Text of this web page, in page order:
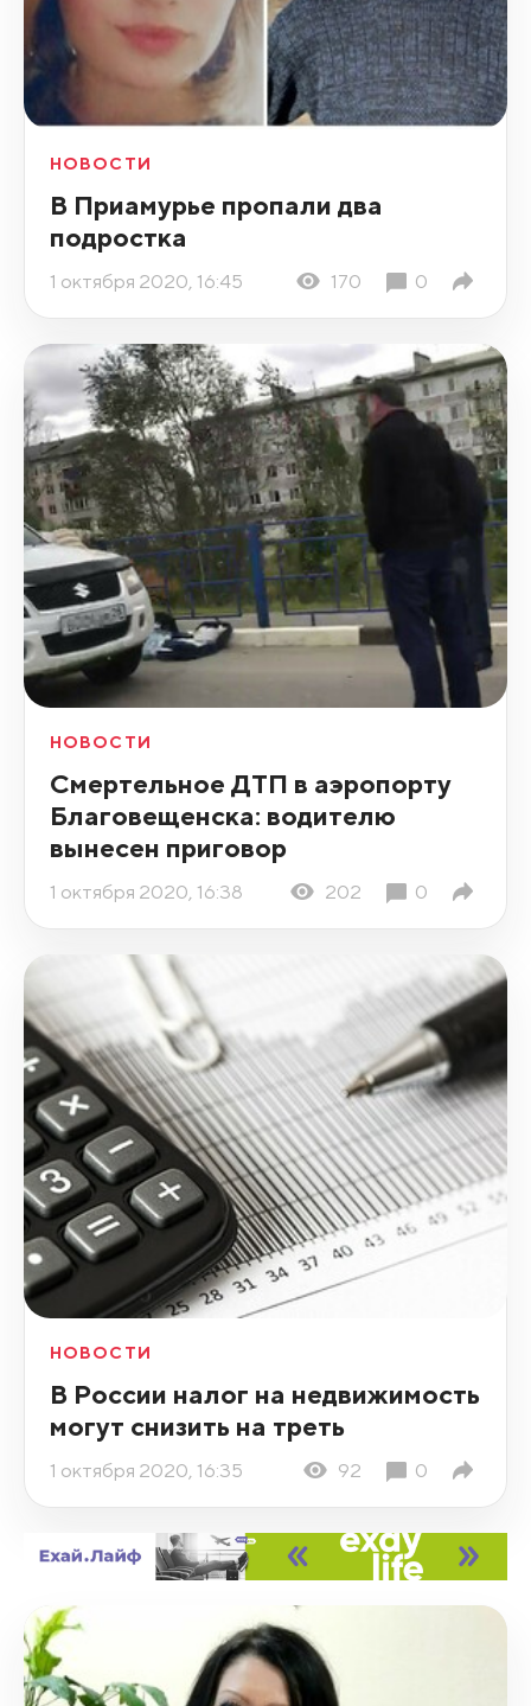
НОВОСТИ
В Приамурье пропали два
подростка
1 октября 2020, 16:45 170 0
НОВОСТИ
Смертельное ДТП в аэропорту
Благовещенска: водителю
вынесен приговор
1 октября 2020, 16:38 202 0
НОВОСТИ
В России налог на недвижимость
могут снизить на треть
1 октября 2020, 16:35 92 0